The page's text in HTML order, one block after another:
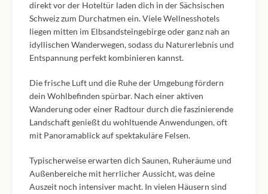
direkt vor der Hoteltür laden dich in der Sächsischen
Schweiz zum Durchatmen ein. Viele Wellnesshotels
liegen mitten im Elbsandsteingebirge oder ganz nah an
idyllischen Wanderwegen, sodass du Naturerlebnis und
Entspannung perfekt kombinieren kannst.
Die frische Luft und die Ruhe der Umgebung fördern
dein Wohlbefinden spürbar. Nach einer aktiven
Wanderung oder einer Radtour durch die faszinierende
Landschaft genießt du wohltuende Anwendungen, oft
mit Panoramablick auf spektakuläre Felsen.
Typischerweise erwarten dich Saunen, Ruheräume und
Außenbereiche mit herrlicher Aussicht, was deine
Auszeit noch intensiver macht. In vielen Häusern sind